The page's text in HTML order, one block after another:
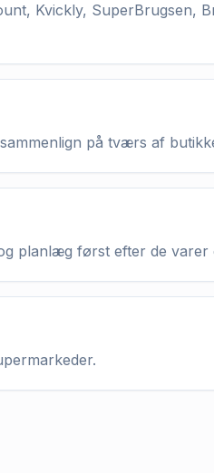
Kvickly, SuperBrugsen,
på tværs af
planlæg først efter de varer